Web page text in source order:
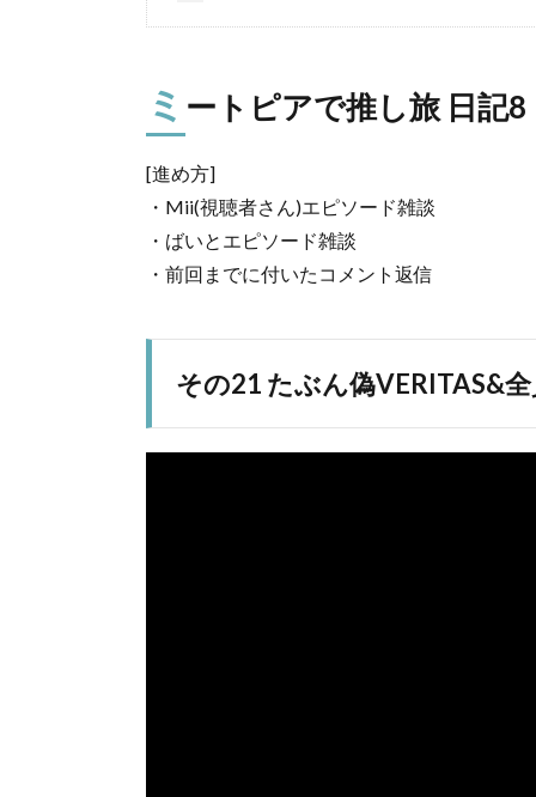
ミ ートピアで推し旅 日記8
[進め方]
・Mii(視聴者さん)エピソード雑談
・ばいとエピソード雑談
・前回までに付いたコメント返信
その21 たぶん偽VERITAS&